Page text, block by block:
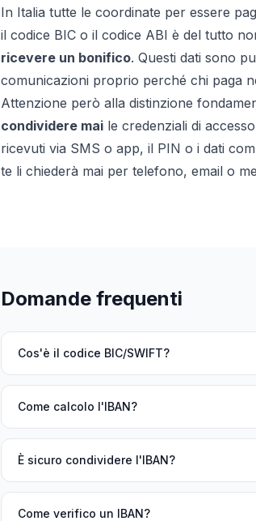
In Italia tutte le coordinate per essere
il codice BIC o il codice ABI è del tutto
ricevere un bonifico. Questi dati sono
comunicazioni proprio perché chi paga
Attenzione però alla distinzione
condividere mai le credenziali di
ricevuti via SMS o app, il PIN o i dati
te li chiederà mai per telefono, email o
Domande frequenti
Cos'è il codice BIC/SWIFT?
Come calcolo l'IBAN?
È sicuro condividere l'IBAN?
Come verifico un IBAN?